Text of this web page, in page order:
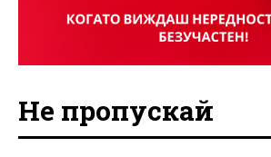
Не пропускай